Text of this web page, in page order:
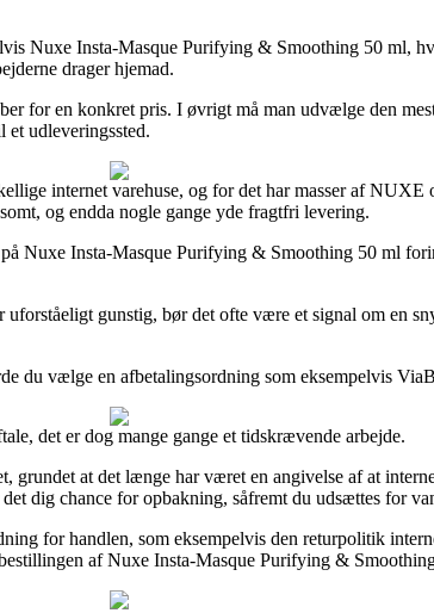
Nuxe Insta-Masque Purifying & Smoothing 50 ml,
drager hjemad.
for en konkret pris. I øvrigt må man udvælge den
udleveringssted.
internet varehuse, og for det har masser af
og endda nogle gange yde fragtfri levering.
Nuxe Insta-Masque Purifying & Smoothing 50 ml
gunstig, bør det ofte være et signal om en
du vælge en afbetalingsordning som eksempelvis
det er dog mange gange et tidskrævende arbejde.
at det længe har været en angivelse af at
dig chance for opbakning, såfremt du udsættes for
for handlen, som eksempelvis den returpolitik
af Nuxe Insta-Masque Purifying &